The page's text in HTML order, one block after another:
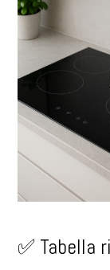
✅ Tabella